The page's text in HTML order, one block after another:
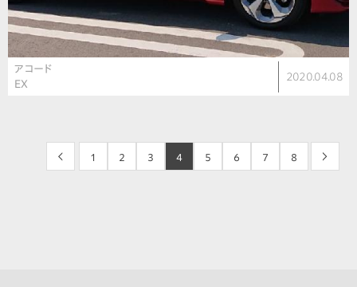
アコード
EX
2020.04.08
< 1 2 3 4 5 6 7 8 >